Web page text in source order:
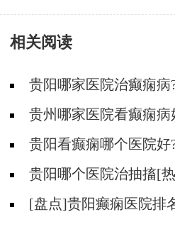
相关阅读
贵阳哪家医院治癫痫
治疗?贵州哪家医院看癫痫
么治疗?
贵阳看癫痫哪个医院
哪些不好的情绪?
贵阳哪个医院治抽搐[
疯病的偏方呢？
[盘点]贵阳癫痫医院排